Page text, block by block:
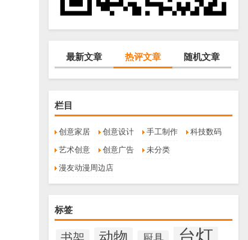
最新文章 热评文章 随机文章
栏目
创意家居 创意设计 手工制作
科技数码
艺术创意
创意广告
未分类
漫友动漫周边店
标签
台灯